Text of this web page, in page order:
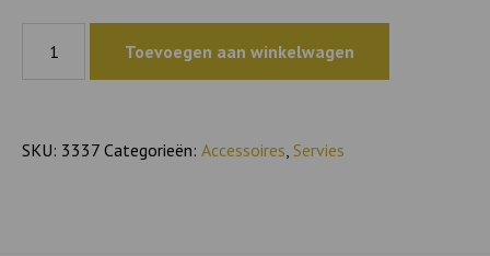
dessert
aantal
Toevoegen aan winkelwagen
SKU: 3337 Categorieën: Accessoires, Servies